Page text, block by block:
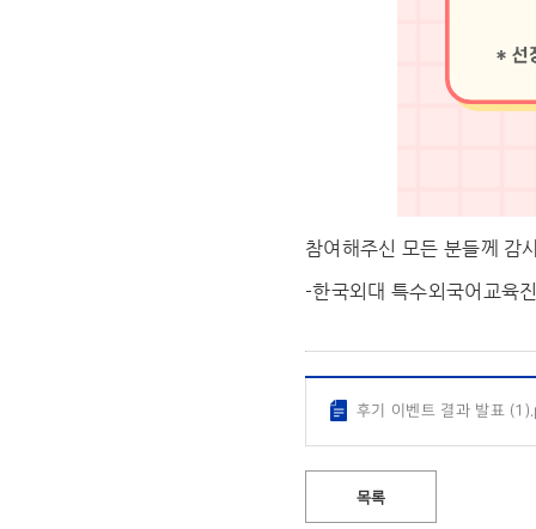
참여해주신 모든 분들께 감
-한국외대 특수외국어교육
후기 이벤트 결과 발표
목록